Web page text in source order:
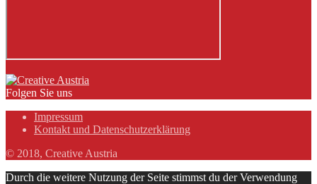
Folgen Sie uns
Impressum
Kontakt und Datenschutzerklärung
© 2018, Creative Austria
Durch die weitere Nutzung der Seite stimmst du der Verwendung